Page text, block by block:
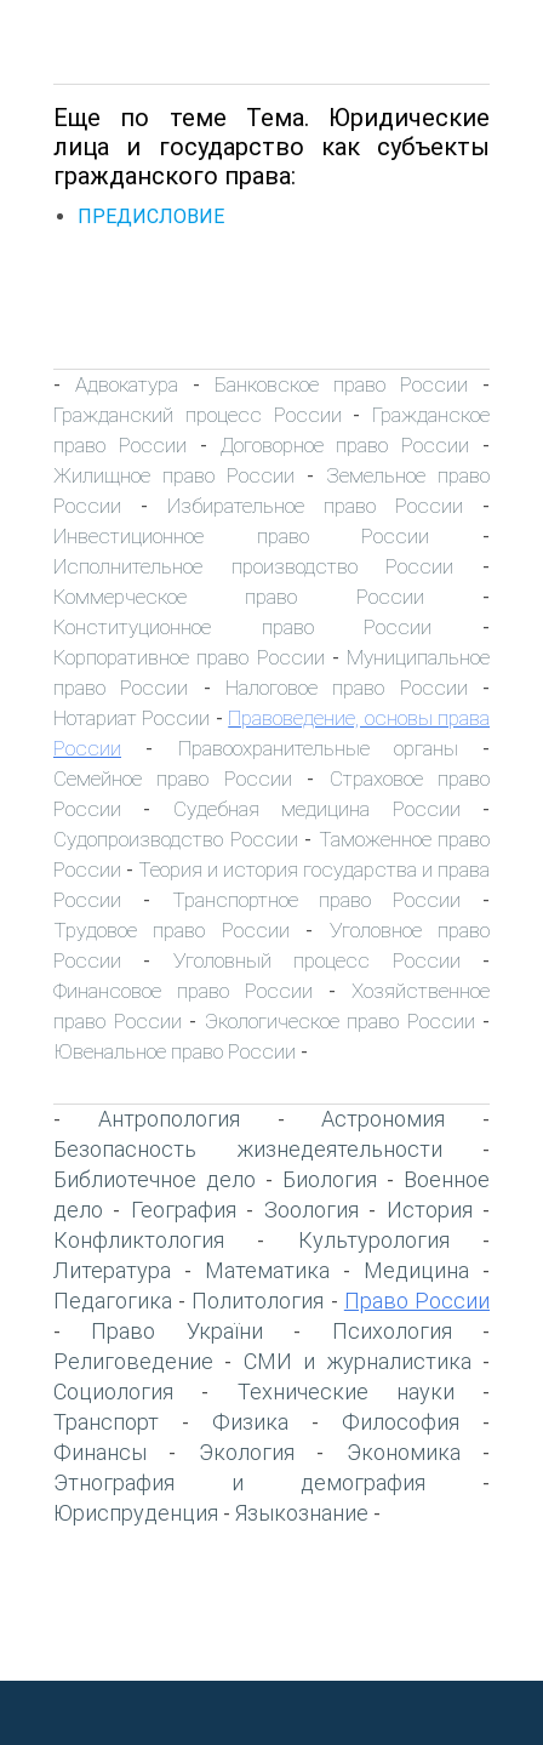
Еще по теме Тема. Юридические
лица и государство как субъекты
гражданского права:
ПРЕДИСЛОВИЕ
- Адвокатура - Банковское право России -
Гражданский процесс России - Гражданское
право России - Договорное право России -
Жилищное право России - Земельное право
России - Избирательное право России -
Инвестиционное право России -
Исполнительное производство России -
Коммерческое право России -
Конституционное право России -
Корпоративное право России - Муниципальное
право России - Налоговое право России -
Нотариат России - Правоведение, основы права
России - Правоохранительные органы -
Семейное право России - Страховое право
России - Судебная медицина России -
Судопроизводство России - Таможенное право
России - Теория и история государства и права
России - Транспортное право России -
Трудовое право России - Уголовное право
России - Уголовный процесс России -
Финансовое право России - Хозяйственное
право России - Экологическое право России -
Ювенальное право России -
- Антропология -Астрономия -
Безопасность жизнедеятельности -
Библиотечное дело - Биология - Военное
дело - География - Зоология - История -
Конфликтология - Культурология -
Литература - Математика - Медицина -
Педагогика - Политология - Право России
- Право України - Психология -
Религоведение - СМИ и журналистика -
Социология - Технические науки -
Транспорт - Физика - Философия -
Финансы - Экология - Экономика -
Этнография и демография -
Юриспруденция - Языкознание -